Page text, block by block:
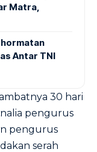
Matra,
Antar TNI
30 hari
pengurus
pengurus
serah